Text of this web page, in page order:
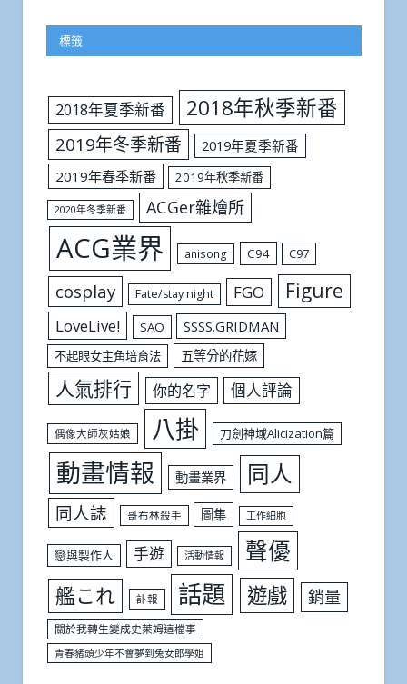
標籤
2018年夏季新番 2018年秋季新番
2019年冬季新番
2019年夏季新番
2019年春季新番
2019年秋季新番
2020年冬季新番 ACGer雜燴所
ACG業界 anisong C94 C97
cosplay Fate/stay night FGO Figure
LoveLive! SAO SSSS.GRIDMAN
不起眼女主角培育法 五等分的花嫁
人氣排行 你的名字 個人評論
偶像大師灰姑娘 八掛 刀劍神域Alicization篇
動畫情報 動畫業界 同人
同人誌 哥布林殺手 圖集 工作細胞
戀與製作人 手遊 活動情報 聲優
艦これ 訃報 話題 遊戲 銷量
關於我轉生變成史萊姆這檔事
青春豬頭少年不會夢到兔女郎學姐